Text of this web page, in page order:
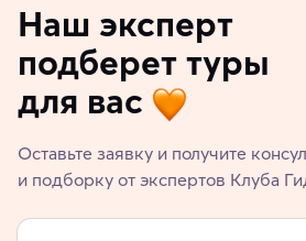
Наш эксперт
подберет туры
для вас
Оставьте заявку и получите
и подборку от экспертов Клуба